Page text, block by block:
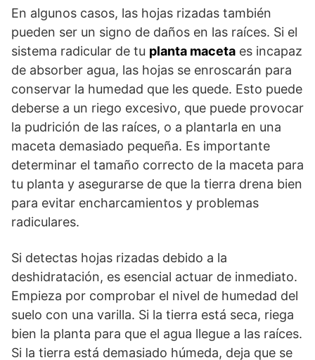
En algunos casos, las hojas rizadas también
pueden ser un signo de daños en las raíces. Si el
sistema radicular de tu planta maceta es incapaz
de absorber agua, las hojas se enroscarán para
conservar la humedad que les quede. Esto puede
deberse a un riego excesivo, que puede provocar
la pudrición de las raíces, o a plantarla en una
maceta demasiado pequeña. Es importante
determinar el tamaño correcto de la maceta para
tu planta y asegurarse de que la tierra drena bien
para evitar encharcamientos y problemas
radiculares.
Si detectas hojas rizadas debido a la
deshidratación, es esencial actuar de inmediato.
Empieza por comprobar el nivel de humedad del
suelo con una varilla. Si la tierra está seca, riega
bien la planta para que el agua llegue a las raíces.
Si la tierra está demasiado húmeda, deja que se